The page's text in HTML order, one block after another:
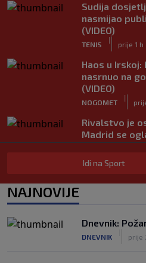
Sudija
nasmijao
(VIDEO)
TENIS
|
prije 1 h
Haos u
nasrnuo na
(VIDEO)
NOGOMET
|
Rivalstvo je
Madrid se
gubitka
NOGOMET
prije
Infantino
Idi na Sport
NAJNOVIJE
Dnevnik:
DNEVNIK prije